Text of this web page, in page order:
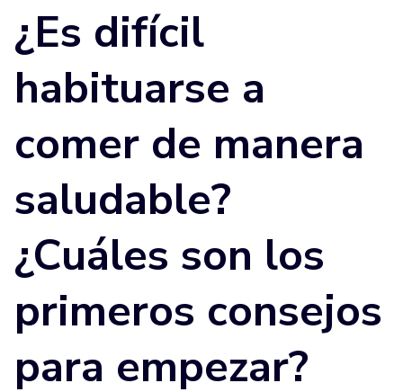
¿Es difícil
habituarse a
comer de manera
saludable?
¿Cuáles son los
primeros consejos
para empezar?